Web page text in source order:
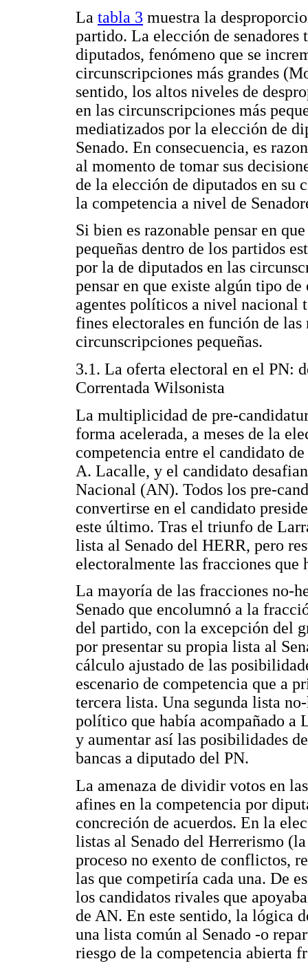
La tabla 3 muestra la
partido. La elección de
diputados, fenómeno que se
circunscripciones más grandes
sentido, los altos niveles de
en las circunscripciones más
mediatizados por la elección de
Senado. En consecuencia, es
al momento de tomar sus
de la elección de diputados en su
la competencia a nivel de
Si bien es razonable pensar en
pequeñas dentro de los partidos
por la de diputados en las
pensar en que existe algún tipo
agentes políticos a nivel nacional
fines electorales en función de las
circunscripciones pequeñas.
3.1. La oferta electoral en el PN:
Correntada Wilsonista
La multiplicidad de pre-
forma acelerada, a meses de la
competencia entre el candidato
A. Lacalle, y el candidato
Nacional (AN). Todos los pre-
convertirse en el candidato
este último. Tras el triunfo de
lista al Senado del HERR, pero
electoralmente las fracciones que
La mayoría de las fracciones no-
Senado que encolumnó a la
del partido, con la excepción del
por presentar su propia lista al
cálculo ajustado de las
escenario de competencia que a
tercera lista. Una segunda lista
político que había acompañado a
y aumentar así las posibilidades
bancas a diputado del PN.
La amenaza de dividir votos en
afines en la competencia por
concreción de acuerdos. En la
listas al Senado del Herrerismo
proceso no exento de conflictos,
las que competiría cada una. De
los candidatos rivales que
de AN. En este sentido, la lógica
una lista común al Senado -o
riesgo de la competencia abierta